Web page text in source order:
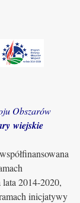
Obszarów
wiejskie
2014-2020,
inicjatywy